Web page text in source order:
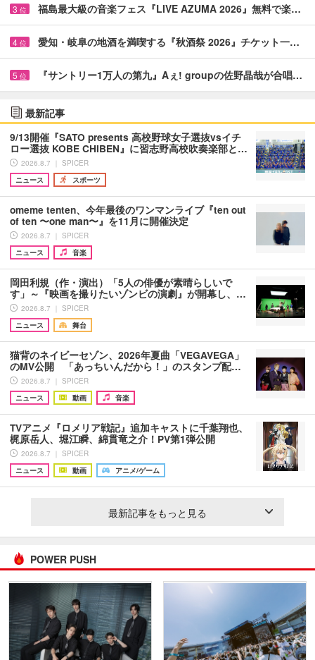
3 位 福島最大級の音楽フェス『LIVE AZUMA 2026』無料で楽…
4 位 愛知・岐阜の地酒を満喫する『秋酒祭 2026』チケット一…
5 位 『サントリー1万人の第九』Aぇ! groupの佐野晶哉が合唱…
最新記事
9/13開催『SATO presents 高校野球女子選抜vsイチ
ロー選抜 KOBE CHIBEN』に習志野高校吹奏楽部と…
2026.8.7 ｜ SPICER
ニュース
スポーツ
omeme tenten、今年最後のワンマンライブ『ten out
of ten 〜one man〜』を11月に開催決定
2026.8.7 ｜ SPICER
ニュース
音楽
岡田利規（作・演出）「5人の俳優が素晴らしいで
す」～『映画を撮りたいゾンビの演劇』が開幕し、…
2026.8.7 ｜ SPICER
ニュース
舞台
猫背のネイビーセゾン、2026年夏曲「VEGAVEGA」
のMV公開 「あっちいんだから！」のスタンプ配…
2026.8.7 ｜ SPICER
ニュース
動画 音楽
TVアニメ『ロメリア戦記』追加キャストに千葉翔也、
梶原岳人、堀江瞬、綿貫竜之介！PV第1弾公開
2026.8.7 ｜ SPICER
ニュース
動画 アニメ/ゲーム
最新記事をもっと見る
POWER PUSH